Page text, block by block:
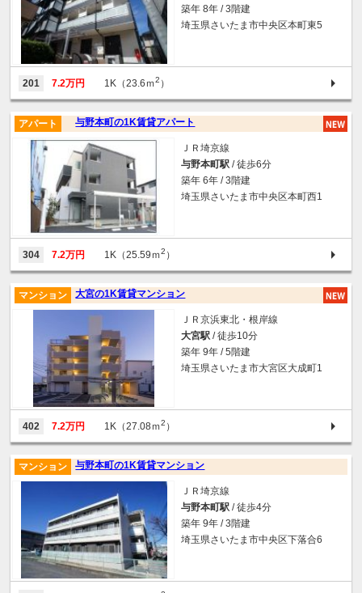
築年 8年 / 3階建
埼玉県さいたま市中央区本町東5
201 7.2万円 1K（23.6ｍ2 ）
与野本町の1K賃貸アパート
アパート
ＪＲ埼京線
与野本町駅 / 徒歩6分
築年 6年 / 3階建
埼玉県さいたま市中央区本町西1
304 7.2万円 1K（25.59ｍ2 ）
大宮の1K賃貸マンション
マンション
ＪＲ京浜東北・根岸線
大宮駅 / 徒歩10分
築年 9年 / 5階建
埼玉県さいたま市大宮区大成町1
402 7.2万円 1K（27.08ｍ2 ）
与野本町の1K賃貸マンション
マンション
ＪＲ埼京線
与野本町駅 / 徒歩4分
築年 9年 / 3階建
埼玉県さいたま市中央区下落合6